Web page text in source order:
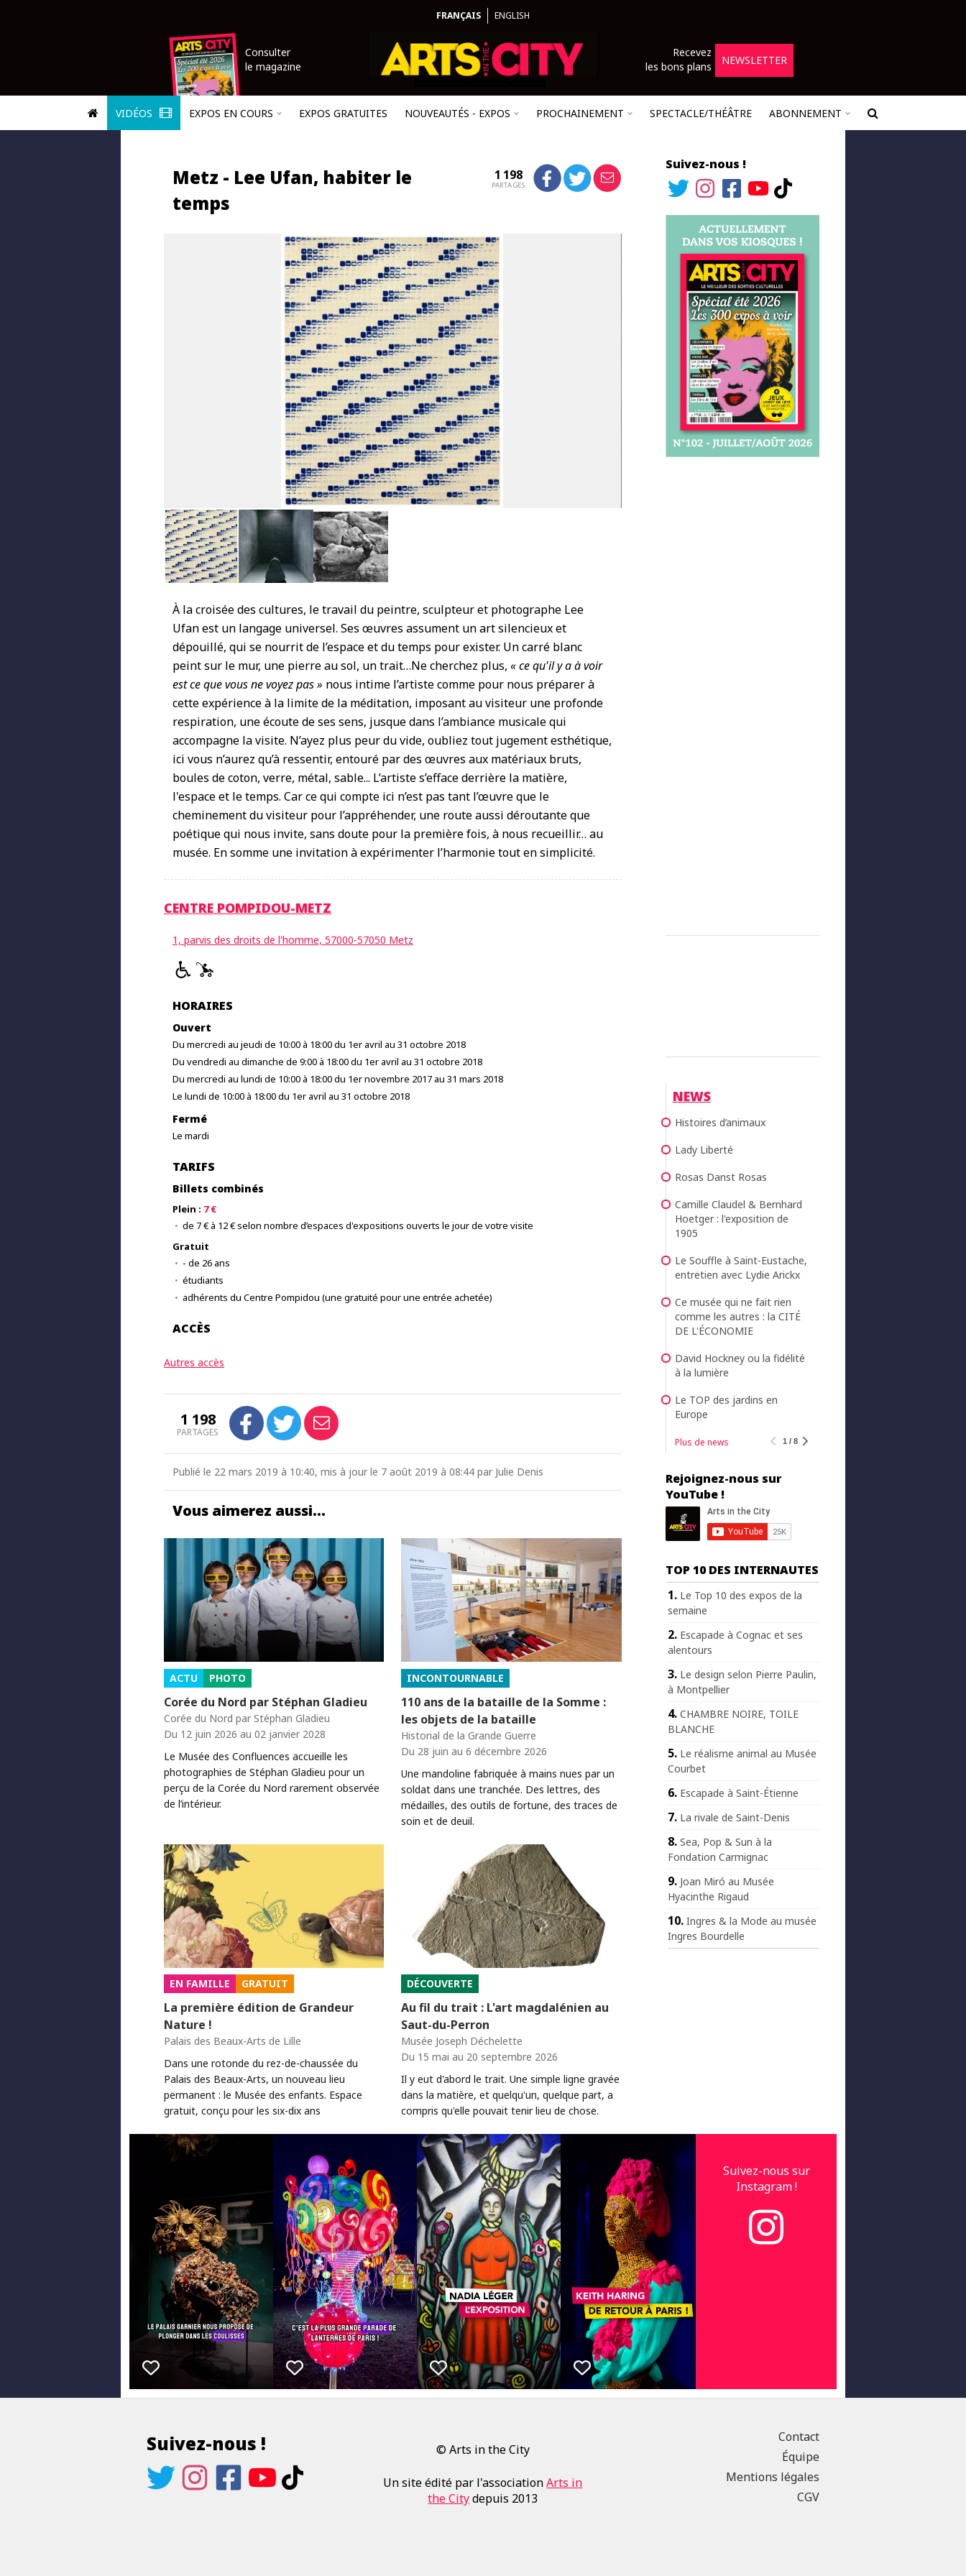
FRANÇAIS ENGLISH
Consulter
le magazine
Recevez
les bons plans
NEWSLETTER
VIDÉOS EXPOS EN COURS EXPOS GRATUITES NOUVEAUTÉS - EXPOS PROCHAINEMENT SPECTACLE/THÉÂTRE ABONNEMENT
Metz - Lee Ufan, habiter le
temps
1 198
PARTAGES
À la croisée des cultures, le travail du peintre, sculpteur et photographe Lee
Ufan est un langage universel. Ses œuvres assument un art silencieux et
dépouillé, qui se nourrit de l’espace et du temps pour exister. Un carré blanc
peint sur le mur, une pierre au sol, un trait…Ne cherchez plus, « ce qu'il y a à voir
est ce que vous ne voyez pas » nous intime l’artiste comme pour nous préparer à
cette expérience à la limite de la méditation, imposant au visiteur une profonde
respiration, une écoute de ses sens, jusque dans l’ambiance musicale qui
accompagne la visite. N’ayez plus peur du vide, oubliez tout jugement esthétique,
ici vous n’aurez qu’à ressentir, entouré par des œuvres aux matériaux bruts,
boules de coton, verre, métal, sable... L’artiste s’efface derrière la matière,
l'espace et le temps. Car ce qui compte ici n’est pas tant l’œuvre que le
cheminement du visiteur pour l’appréhender, une route aussi déroutante que
poétique qui nous invite, sans doute pour la première fois, à nous recueillir… au
musée. En somme une invitation à expérimenter l’harmonie tout en simplicité.
CENTRE POMPIDOU-METZ
1, parvis des droits de l'homme, 57000-57050 Metz
HORAIRES
Ouvert
Du mercredi au jeudi de 10:00 à 18:00 du 1er avril au 31 octobre 2018
Du vendredi au dimanche de 9:00 à 18:00 du 1er avril au 31 octobre 2018
Du mercredi au lundi de 10:00 à 18:00 du 1er novembre 2017 au 31 mars 2018
Le lundi de 10:00 à 18:00 du 1er avril au 31 octobre 2018
Fermé
Le mardi
TARIFS
Billets combinés
Plein : 7 €
de 7 € à 12 € selon nombre d’espaces d'expositions ouverts le jour de votre visite
Gratuit
- de 26 ans
étudiants
adhérents du Centre Pompidou (une gratuité pour une entrée achetée)
ACCÈS
Autres accès
1 198
PARTAGES
Publié le 22 mars 2019 à 10:40, mis à jour le 7 août 2019 à 08:44 par Julie Denis
Vous aimerez aussi…
ACTU PHOTO
Corée du Nord par Stéphan Gladieu
Corée du Nord par Stéphan Gladieu
Du 12 juin 2026 au 02 janvier 2028
Le Musée des Confluences accueille les
photographies de Stéphan Gladieu pour un
perçu de la Corée du Nord rarement observée
de l’intérieur.
INCONTOURNABLE
110 ans de la bataille de la Somme :
les objets de la bataille
Historial de la Grande Guerre
Du 28 juin au 6 décembre 2026
Une mandoline fabriquée à mains nues par un
soldat dans une tranchée. Des lettres, des
médailles, des outils de fortune, des traces de
soin et de deuil.
EN FAMILLE GRATUIT
La première édition de Grandeur
Nature !
Palais des Beaux-Arts de Lille
Dans une rotonde du rez-de-chaussée du
Palais des Beaux-Arts, un nouveau lieu
permanent : le Musée des enfants. Espace
gratuit, conçu pour les six-dix ans
DÉCOUVERTE
Au fil du trait : L'art magdalénien au
Saut-du-Perron
Musée Joseph Déchelette
Du 15 mai au 20 septembre 2026
Il y eut d'abord le trait. Une simple ligne gravée
dans la matière, et quelqu'un, quelque part, a
compris qu'elle pouvait tenir lieu de chose.
Suivez-nous !
NEWS
Histoires d’animaux
Lady Liberté
Rosas Danst Rosas
Camille Claudel & Bernhard
Hoetger : l'exposition de
1905
Le Souffle à Saint-Eustache,
entretien avec Lydie Arickx
Ce musée qui ne fait rien
comme les autres : la CITÉ
DE L'ÉCONOMIE
David Hockney ou la fidélité
à la lumière
Le TOP des jardins en
Europe
Plus de news 1 / 8
Rejoignez-nous sur
YouTube !
TOP 10 DES INTERNAUTES
Le Top 10 des expos de la
semaine
Escapade à Cognac et ses
alentours
Le design selon Pierre Paulin,
à Montpellier
CHAMBRE NOIRE, TOILE
BLANCHE
Le réalisme animal au Musée
Courbet
Escapade à Saint-Étienne
La rivale de Saint-Denis
Sea, Pop & Sun à la
Fondation Carmignac
Joan Miró au Musée
Hyacinthe Rigaud
Ingres & la Mode au musée
Ingres Bourdelle
Suivez-nous sur
Instagram !
Suivez-nous ! © Arts in the City
Un site édité par l'associationArts in
the Citydepuis 2013
Contact
Équipe
Mentions légales
CGV